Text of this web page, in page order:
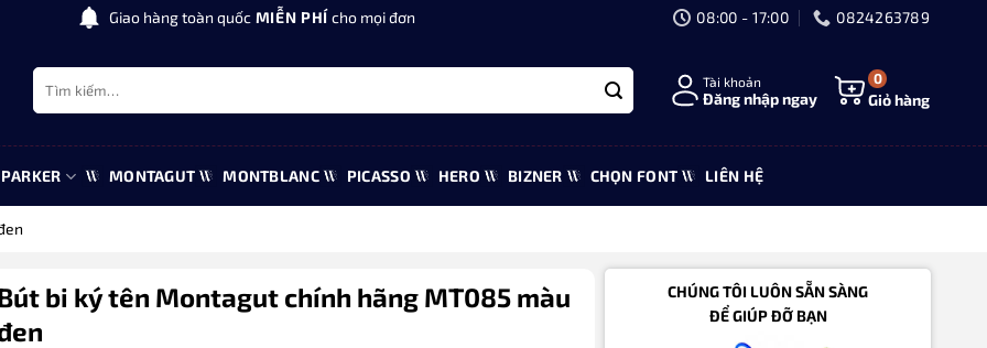
Giao hàng toàn quốc MIỄN PHÍcho mọi đơn 08:00 - 17:00 0824263789
Tìm
kiếm:
Tài khoản
Đăng nhập ngay
0
Giỏ hàng
PARKER MONTAGUT MONTBLANC PICASSO HERO BIZNER CHỌN FONT LIÊN HỆ
bi ký tên Montagut chính hãng MT085 màu
CHÚNG TÔI LUÔN SẴN SÀNG
ĐỂ GIÚP ĐỠ BẠN